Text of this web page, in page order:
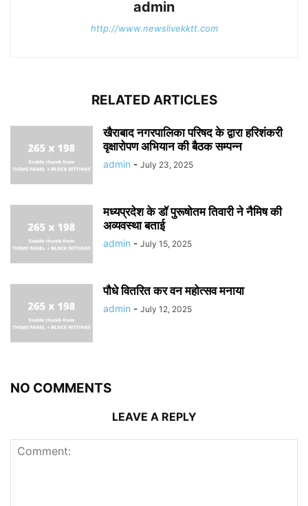
admin
http://www.newslivekktt.com
RELATED ARTICLES
खैराबाद नगरपालिका परिषद के द्वारा हरिशंकरी
वृक्षारोपण अभियान की बैठक सम्पन्न
admin - July 23, 2025
मध्यप्रदेश के डॉ पुरूषोतम तिवारी ने नैमिष की
अव्यवस्था बताई
admin - July 15, 2025
पौधे वितरित कर वन महोत्सव मनाया
admin - July 12, 2025
NO COMMENTS
LEAVE A REPLY